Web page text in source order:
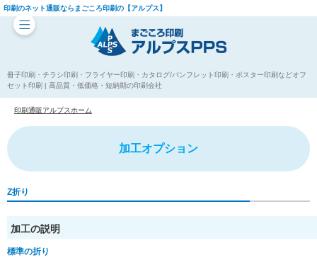
印刷のネット通販ならまごころ印刷の【アルプス】
冊子印刷・チラシ印刷・フライヤー印刷・カタログ/パンフレット印刷・ポスター印刷などオフ
セット印刷 | 高品質・低価格・短納期の印刷会社
印刷通販アルプスホーム
加工オプション
Z折り
加工の説明
標準の折り